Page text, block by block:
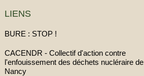
LIENS
BURE : STOP !
CACENDR - Collectif d'action contre
l'enfouissement des déchets nucléraire de
Nancy